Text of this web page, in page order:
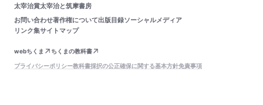
太宰治賞太宰治と筑摩書房
お問い合わせ著作権について出版目録ソーシャルメディア
リンク集サイトマップ
webちくま
ちくまの教科書
プライバシーポリシー教科書採択の公正確保に関する基本方針免責事項